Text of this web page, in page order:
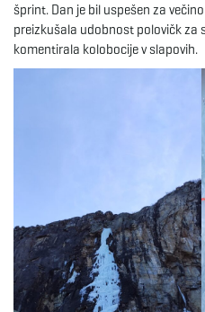
šprint. Dan je bil uspešen za
preizkušala udobnost polovičk za
komentirala kolobocije v slapovih.